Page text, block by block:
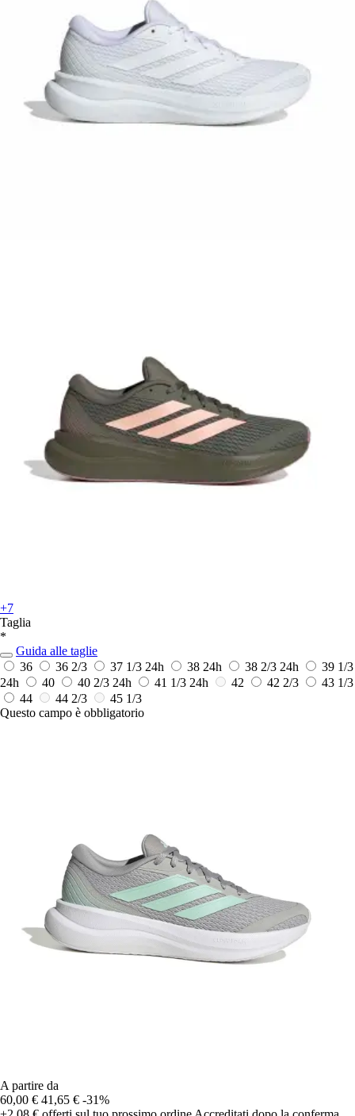
+7
Taglia
*
Guida alle taglie
36
36 2/3 37 1/3 24h 38 24h 38 2/3 24h
39 1/3
24h
40 40 2/3 24h 41 1/3 24h 42 42 2/3
43 1/3
44
44 2/3
45 1/3
Questo campo è obbligatorio
A partire da
60,00 € 41,65 € -31%